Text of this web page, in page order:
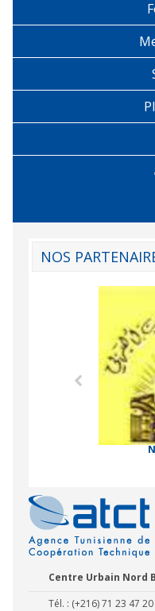
NOS
Centre Urbain Nord
Tél. : (+216) 71 23 47 20